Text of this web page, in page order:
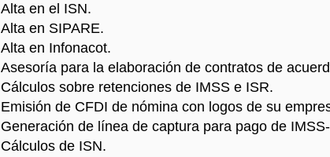
Alta en el ISN.
Alta en SIPARE.
Alta en Infonacot.
Asesoría para la elaboración de contratos de
Cálculos sobre retenciones de IMSS e ISR.
Emisión de CFDI de nómina con logos de su
Generación de línea de captura para pago de
Cálculos de ISN.